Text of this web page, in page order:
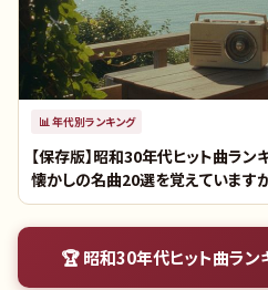
📊年代別ランキング
【保存版】昭和30年代ヒット曲ラ
懐かしの名曲20選を覚えています
🏆昭和30年代ヒット曲ラン